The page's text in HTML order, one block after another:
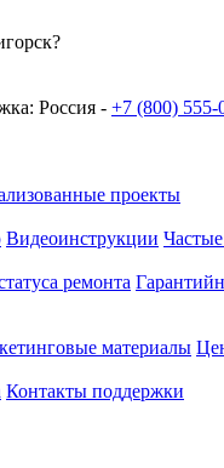
Россия - +7 (800) 555-
проекты
Видеоинструкции
ремонта
материалы
Контакты поддержки